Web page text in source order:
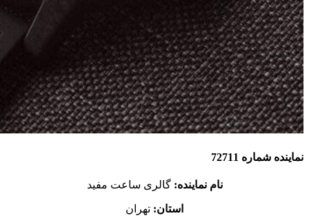
نماینده شماره 72711
نام نماینده: گالری ساعت مفید
استان: تهران